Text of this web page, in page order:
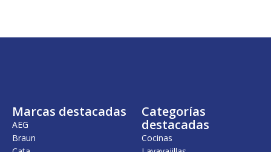
Marcas destacadas
AEG
Braun
Categorías
destacadas
Cocinas